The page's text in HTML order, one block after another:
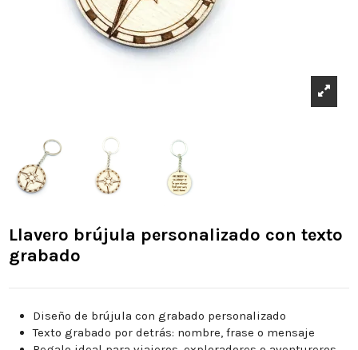
Llavero brújula personalizado con texto
grabado
Diseño de brújula con grabado personalizado
Texto grabado por detrás: nombre, frase o mensaje